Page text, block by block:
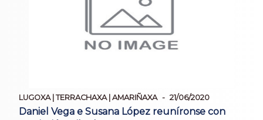
LUGOXA | TERRACHAXA | AMARIÑAXA 21/06/2020
Daniel Vega e Susana López reuníronse con